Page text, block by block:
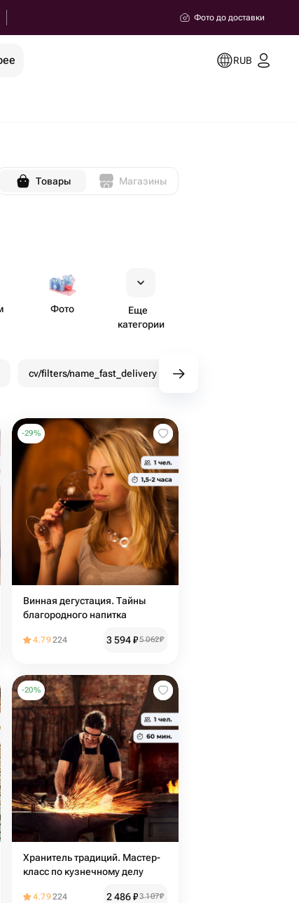
Фото до доставки
RUB
Товары Магазины
Фото
Еще
категории
cv/filters/name_fast_delivery
-29%
Винная дегустация. Тайны
благородного напитка
4.79224 3 594₽5 062₽
-20%
Хранитель традиций. Мастер-
класс по кузнечному делу
4.79224 2 486₽3 107₽